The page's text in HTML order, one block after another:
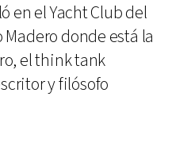
en el Yacht Club del
donde está la
el think tank
y filósofo